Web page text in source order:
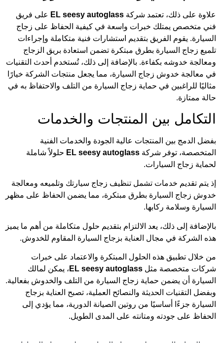
علاوة على ذلك، تعتمد شركة EL seesy autoglass على فريق
فني متخصص يمتلك خبرات واسعة في كيفية الحفاظ على زجاج
السيارة. يقوم الفريق بتقديم استشارات فنية متكاملة وإجراءات
تلميع زجاج السيارة بطرق مبتكرة تضمن استعادة بريق الزجاج
ومعالجة خدوشه بكفاءة. بالإضافة إلى ذلك، تُستخدم أحدث التقنيات
في معالجة خدوش زجاج السيارة، مما يجعل منتجات الشركة خيارًا
مثاليًا للراغبين في حماية زجاج السيارة من التلف والاحتفاظ به في
حالة ممتازة.
التكامل بين المنتجات والخدمات
بفضل الدمج بين المنتجات عالية الجودة والخدمات الفنية
المتخصصة، توفر شركة EL seesy autoglass حلولاً شاملة
لحماية زجاج السيارات.
إذ يتم تقديم خدمات تشمل تنظيف زجاج سيارتك وتلميعه ومعالجة
خدوش زجاج السيارة بطرق مبتكرة، مما يضمن الحفاظ على مظهر
السيارة وسلامة ركابها.
بالإضافة إلى ذلك، يعد الالتزام بتقديم حلول متكاملة من أهم ما يميز
هذه الشركة في مجال العناية بزجاج السيارة المقاوم للخدوش.
من خلال تطبيق هذه الحلول المبتكرة والاعتماد على خبرات
شركات متخصصة مثل EL seesy autoglass ، يمكن لمالك
السيارة أن يضمن حماية زجاج السيارة من التلف والخدوش بفعالية.
وبفضل التقنيات الحديثة والنصائح العملية، تصبح العناية بزجاج
السيارة جزءًا أساسيًا من روتين الصيانة الدورية، مما يؤدي إلى
الحفاظ على جودته ومتانته على المدى الطويل.